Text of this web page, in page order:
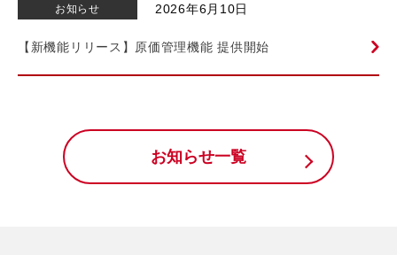
お知らせ 2026年6月10日
【新機能リリース】原価管理機能 提供開始
お知らせ一覧